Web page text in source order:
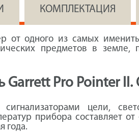
КОМПЛЕКТАЦИЯ
от одного из самых
предметов в
Garrett Pro Pointer
цели,
прибора составляет
года.